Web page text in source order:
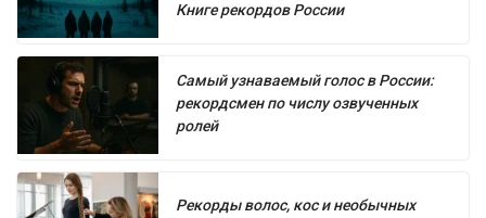
Книге рекордов России
Самый узнаваемый голос в России:
рекордсмен по числу озвученных
ролей
Рекорды волос, кос и необычных